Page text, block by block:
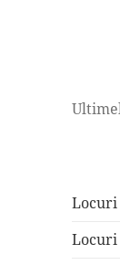
Locuri
Locuri